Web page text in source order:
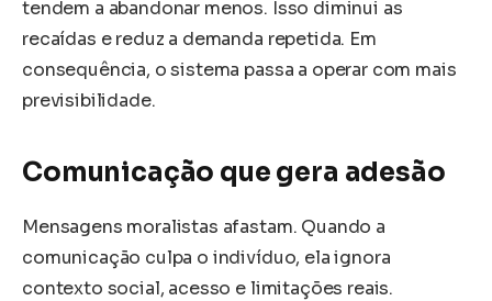
tendem a abandonar menos. Isso diminui as
recaídas e reduz a demanda repetida. Em
consequência, o sistema passa a operar com mais
previsibilidade.
Comunicação que gera adesão
Mensagens moralistas afastam. Quando a
comunicação culpa o indivíduo, ela ignora
contexto social, acesso e limitações reais.